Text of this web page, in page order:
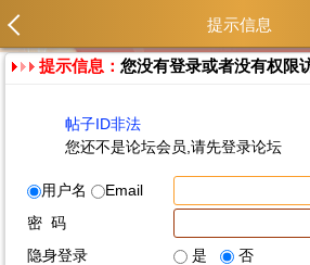
提示信息
提示信息：您没有登录或者没有权限
帖子ID非法
您还不是论坛会员,请先登录论坛
用户名
Email
密 码
隐身登录
是
否